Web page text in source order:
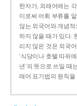
한자가, 외래어에는
이로써 어휘 부류를
않는 외국어와 개념
하지 않을 때가 있다.
리지 않은 것은 외국
‘식당이나 호텔 따위
년’의 뜻으로 쓰일 때
래어 표기법의 원칙